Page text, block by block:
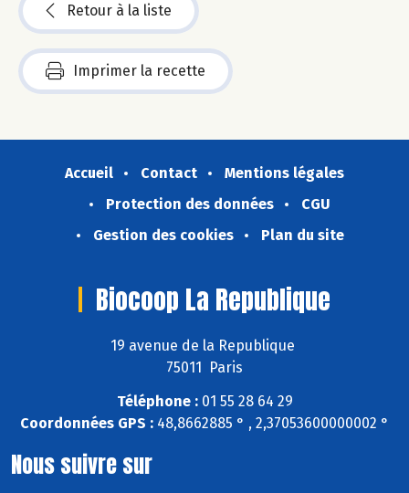
Retour à la liste
Imprimer la recette
Accueil Contact
Mentions légales
Protection des données
CGU
Gestion des cookies
Plan du site
Biocoop La Republique
19 avenue de la Republique
75011 Paris
Téléphone :01 55 28 64 29
Coordonnées GPS : 48,8662885 ° , 2,37053600000002 °
Nous suivre sur